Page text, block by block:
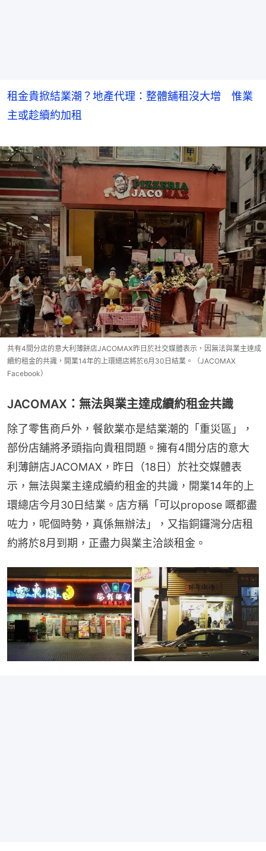
租金貴掀結業潮？地產代理：整體舖租沒大增 惟業
主或趁續約加租
共有4間分店的意大利薄餅店JACOMAX昨日於社交媒體表示，因無法與業主達成
續約租金的共識，開業14年的上環總店將於6月30日結業。（JACOMAX
Facebook）
JACOMAX：無法與業主達成續約租金共識
除了零售商戶外，餐飲業亦是結業潮的「重災區」，
部份店舖將矛頭指向貴租問題。擁有4間分店的意大
利薄餅店JACOMAX，昨日（18日）於社交媒體表
示，無法與業主達成續約租金的共識，開業14年的上
環總店今月30日結業。店方稱「可以propose 嘅都盡
咗力，呢個時勢，真係無辦法」，又指銅鑼灣分店租
約將於8月到期，正盡力與業主洽談租金。